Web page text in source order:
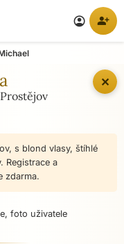
account_circle person_add
✕
s blond vlasy, štíhlé
Registrace a
zdarma.